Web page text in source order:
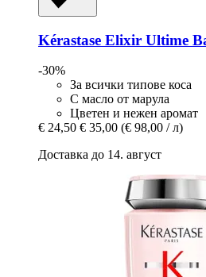
Kérastase Elixir Ultime
-30%
За всички типове коса
С масло от марула
Цветен и нежен аромат
€ 24,50 € 35,00 (€ 98,00 / л)
Доставка до 14. август